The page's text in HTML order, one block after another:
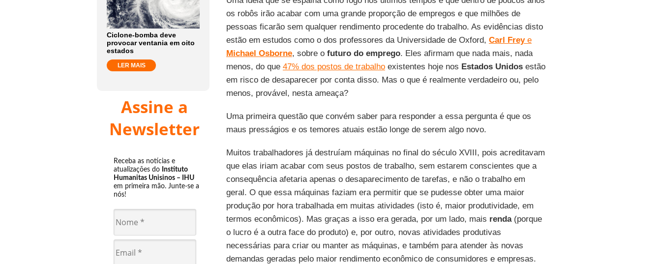
Ciclone-bomba deve
provocar ventania em oito
estados
LER MAIS
Assine a
Newsletter
Receba as notícias e
atualizações do Instituto
Humanitas Unisinos – IHU
em primeira mão. Junte-se a
nós!
os robôs irão acabar com uma grande proporção de empregos e que milhões de
pessoas ficarão sem qualquer rendimento procedente do trabalho. As evidências disto
estão em estudos como o dos professores da Universidade de Oxford, Carl Freye
Michael Osborne, sobre o futuro do emprego. Eles afirmam que nada mais, nada
menos, do que 47% dos postos de trabalhoexistentes hoje nos Estados Unidosestão
em risco de desaparecer por conta disso. Mas o que é realmente verdadeiro ou, pelo
menos, provável, nesta ameaça?
Uma primeira questão que convém saber para responder a essa pergunta é que os
maus presságios e os temores atuais estão longe de serem algo novo.
Muitos trabalhadores já destruíam máquinas no final do século XVIII, pois acreditavam
que elas iriam acabar com seus postos de trabalho, sem estarem conscientes que a
consequência afetaria apenas o desaparecimento de tarefas, e não o trabalho em
geral. O que essa máquinas faziam era permitir que se pudesse obter uma maior
produção por hora trabalhada em muitas atividades (isto é, maior produtividade, em
termos econômicos). Mas graças a isso era gerada, por um lado, mais renda(porque
o lucro é a outra face do produto) e, por outro, novas atividades produtivas
necessárias para criar ou manter as máquinas, e também para atender às novas
demandas geradas pelo maior rendimento econômico de consumidores e empresas.